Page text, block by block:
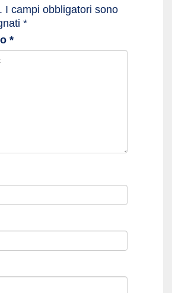
I campi obbligatori sono
*
*